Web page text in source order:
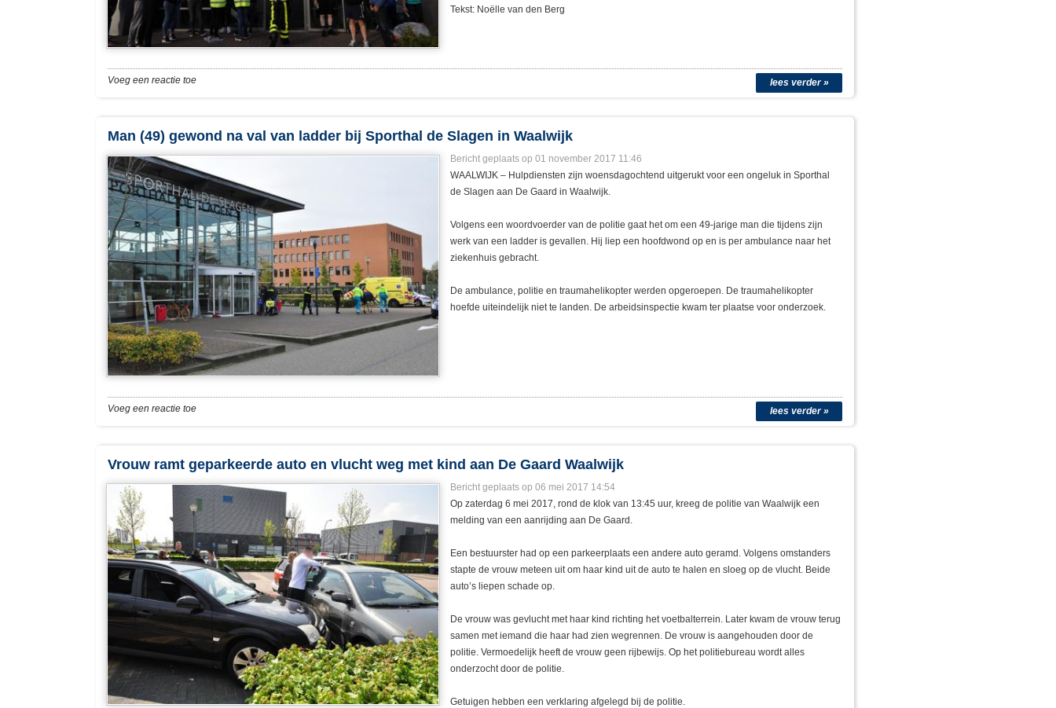
Tekst: Noëlle van den Berg
lees verder »
Voeg een reactie toe
Man (49) gewond na val van ladder bij Sporthal de Slagen in Waalwijk
Bericht geplaats op 01 november 2017 11:46
WAALWIJK – Hulpdiensten zijn woensdagochtend uitgerukt voor een ongeluk in Sporthal
de Slagen aan De Gaard in Waalwijk.
Volgens een woordvoerder van de politie gaat het om een 49-jarige man die tijdens zijn
werk van een ladder is gevallen. Hij liep een hoofdwond op en is per ambulance naar het
ziekenhuis gebracht.
De ambulance, politie en traumahelikopter werden opgeroepen. De traumahelikopter
hoefde uiteindelijk niet te landen. De arbeidsinspectie kwam ter plaatse voor onderzoek.
lees verder »
Voeg een reactie toe
Vrouw ramt geparkeerde auto en vlucht weg met kind aan De Gaard Waalwijk
Bericht geplaats op 06 mei 2017 14:54
Op zaterdag 6 mei 2017, rond de klok van 13:45 uur, kreeg de politie van Waalwijk een
melding van een aanrijding aan De Gaard.
Een bestuurster had op een parkeerplaats een andere auto geramd. Volgens omstanders
stapte de vrouw meteen uit om haar kind uit de auto te halen en sloeg op de vlucht. Beide
auto’s liepen schade op.
De vrouw was gevlucht met haar kind richting het voetbalterrein. Later kwam de vrouw terug
samen met iemand die haar had zien wegrennen. De vrouw is aangehouden door de
politie. Vermoedelijk heeft de vrouw geen rijbewijs. Op het politiebureau wordt alles
onderzocht door de politie.
Getuigen hebben een verklaring afgelegd bij de politie.